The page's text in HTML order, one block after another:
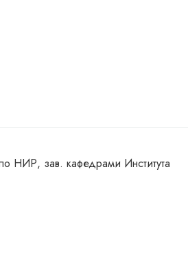
НИР, зав. кафедрами Института